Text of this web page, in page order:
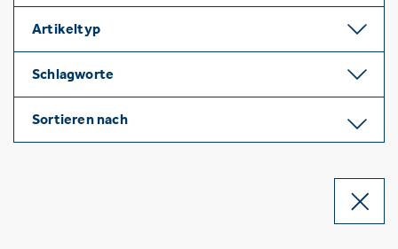
Artikeltyp
Schlagworte
Sortieren nach